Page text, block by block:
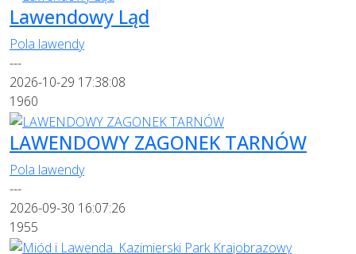
Lawendowy Ląd
Pola lawendy
---
2026-10-29 17:38:08
1960
LAWENDOWY ZAGONEK TARNÓW
Pola lawendy
---
2026-09-30 16:07:26
1955